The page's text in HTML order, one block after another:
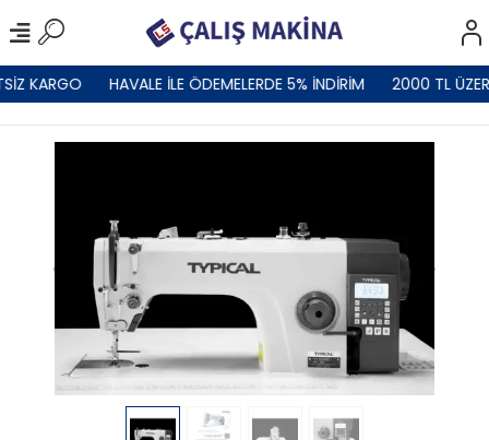
KARGO HAVALE İLE ÖDEMELERDE 5% İNDİRİM 2000 TL